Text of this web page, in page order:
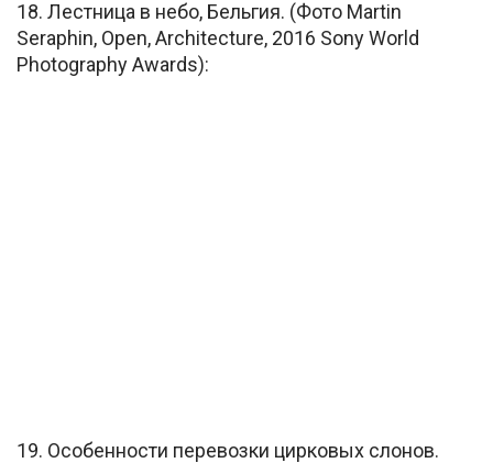
18. Лестница в небо, Бельгия. (Фото Martin
Seraphin, Open, Architecture, 2016 Sony World
Photography Awards):
19. Особенности перевозки цирковых слонов.